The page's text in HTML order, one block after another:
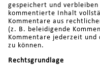
gespeichert und
kommentierte Inhalt
Kommentare aus
(z. B. beleidigende
Kommentare jederzeit und
zu können.
Rechtsgrundlage